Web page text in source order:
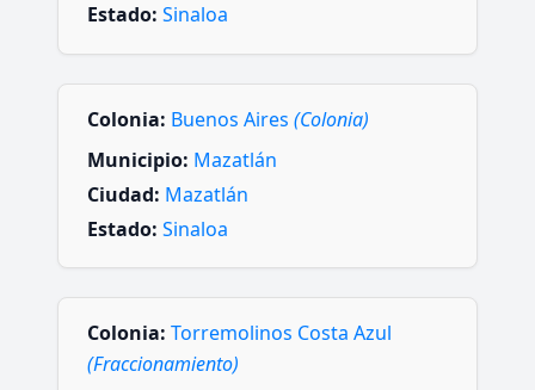
Estado: Sinaloa
Colonia: Buenos Aires (Colonia)
Municipio: Mazatlán
Ciudad: Mazatlán
Estado: Sinaloa
Colonia: Torremolinos Costa Azul
(Fraccionamiento)